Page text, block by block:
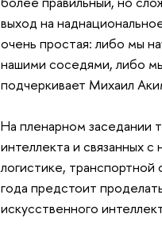
выход на
очень простая: либо мы
нашими соседями, либо
подчеркивает Михаил
На пленарном заседании
интеллекта и связанных
логистике,
года предстоит
искусственного